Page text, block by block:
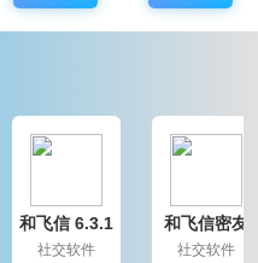
和飞信 6.3.1
200
社交软件
和飞信密友
圈版 6.3.120
社交软件